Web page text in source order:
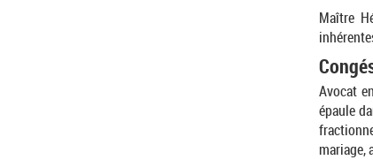
Maître
Avocat
épaule
mariage,